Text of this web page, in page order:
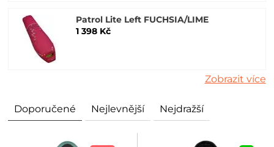
Patrol Lite Left FUCHSIA/LIME
1 398 Kč
Zobrazit více
Doporučené Nejlevnější Nejdražší